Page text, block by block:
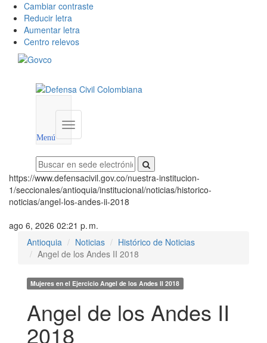
Cambiar contraste
Reducir letra
Aumentar letra
Centro relevos
Menú
Menú
institucional
https://www.defensacivil.gov.co/nuestra-institucion-
1/seccionales/antioquia/institucional/noticias/historico-
noticias/angel-los-andes-ii-2018
ago 6, 2026 02:21 p. m.
Antioquia
Noticias
Histórico de Noticias
Angel de los Andes II 2018
Mujeres en el Ejercicio Angel de los Andes II 2018
Angel de los Andes II
2018